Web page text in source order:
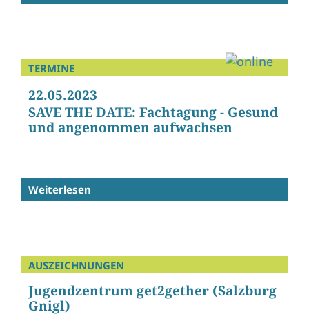
TERMINE
22.05.2023
SAVE THE DATE: Fachtagung - Gesund
und angenommen aufwachsen
Weiterlesen
AUSZEICHNUNGEN
Jugendzentrum get2gether (Salzburg
Gnigl)